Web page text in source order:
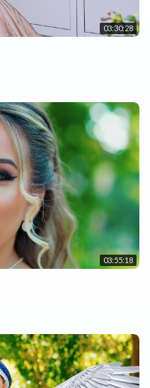
03:30:28
03:55:18